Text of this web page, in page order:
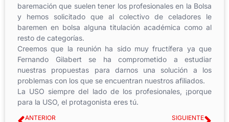
baremación que suelen tener los profesionales en la Bolsa
y hemos solicitado que al colectivo de celadores le
baremen en bolsa alguna titulación académica como al
resto de categorías.
Creemos que la reunión ha sido muy fructífera ya que
Fernando Gilabert se ha comprometido a estudiar
nuestras propuestas para darnos una solución a los
problemas con los que se encuentran nuestros afiliados.
La USO siempre del lado de los profesionales, ¡porque
para la USO, el protagonista eres tú.
ANTERIOR SIGUIENTE